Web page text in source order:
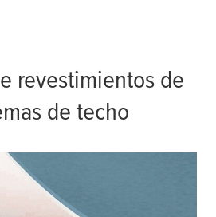
revestimientos de
de techo